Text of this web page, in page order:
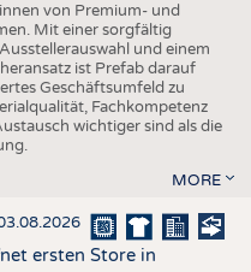
von Premium- und
Mit einer sorgfältig
und einem
ist Prefab darauf
Geschäftsumfeld zu
Fachkompetenz
wichtiger sind als die
MORE
ersten Store in